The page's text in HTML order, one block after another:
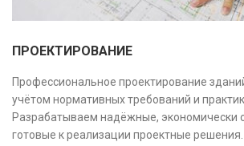
ПРОЕКТИРОВАНИЕ
Профессиональное проектирование
учётом нормативных требований и
Разрабатываем надёжные, экономически
готовые к реализации проектные решения.